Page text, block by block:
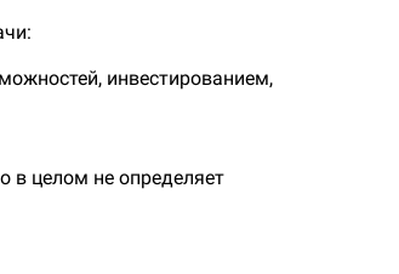
инвестированием,
в целом не определяет